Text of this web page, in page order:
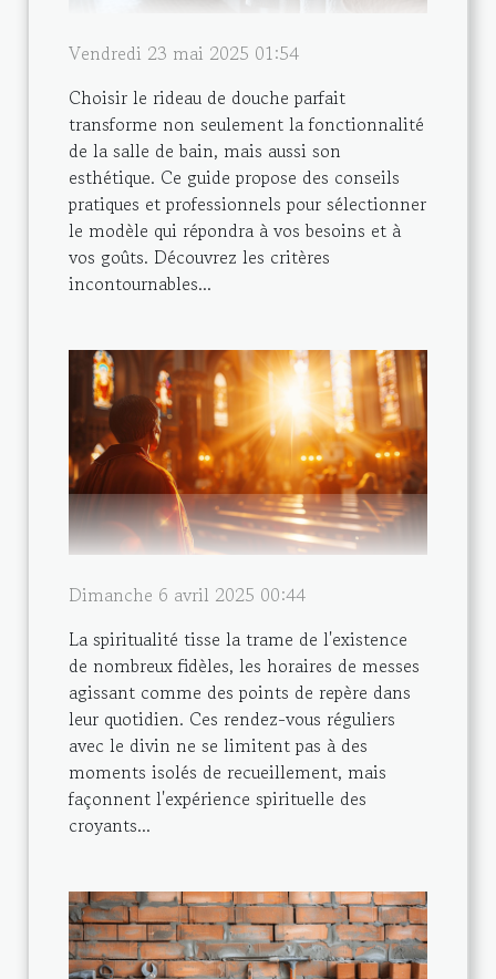
Vendredi 23 mai 2025 01:54
Choisir le rideau de douche parfait
transforme non seulement la fonctionnalité
de la salle de bain, mais aussi son
esthétique. Ce guide propose des conseils
pratiques et professionnels pour sélectionner
le modèle qui répondra à vos besoins et à
vos goûts. Découvrez les critères
incontournables...
Dimanche 6 avril 2025 00:44
La spiritualité tisse la trame de l'existence
de nombreux fidèles, les horaires de messes
agissant comme des points de repère dans
leur quotidien. Ces rendez-vous réguliers
avec le divin ne se limitent pas à des
moments isolés de recueillement, mais
façonnent l'expérience spirituelle des
croyants...